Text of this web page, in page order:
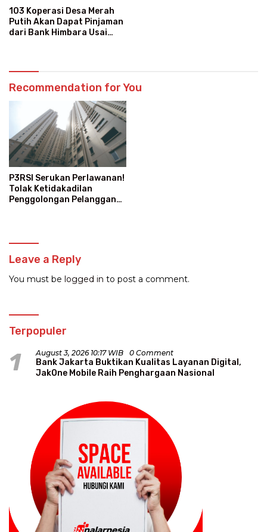
103 Koperasi Desa Merah
Putih Akan Dapat Pinjaman
dari Bank Himbara Usai
Recommendation for You
P3RSI Serukan Perlawanan!
Tolak Ketidakadilan
Penggolongan Pelanggan
Leave a Reply
You must be logged in to post a comment.
Terpopuler
1 August 3, 2026 10:17 WIB 0 Comment
Bank Jakarta Buktikan Kualitas Layanan Digital,
JakOne Mobile Raih Penghargaan Nasional